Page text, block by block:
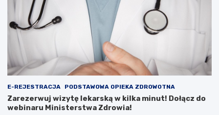
E-REJESTRACJA PODSTAWOWA OPIEKA ZDROWOTNA
Zarezerwuj wizytę lekarską w kilka minut! Dołącz do
webinaru Ministerstwa Zdrowia!